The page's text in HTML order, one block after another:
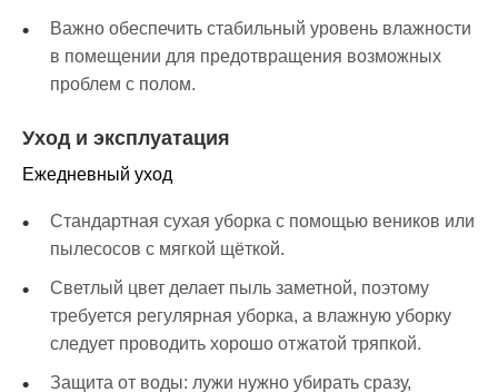
Важно обеспечить стабильный уровень влажности
в помещении для предотвращения возможных
проблем с полом.
Уход и эксплуатация
Ежедневный уход
Стандартная сухая уборка с помощью веников или
пылесосов с мягкой щёткой.
Светлый цвет делает пыль заметной, поэтому
требуется регулярная уборка, а влажную уборку
следует проводить хорошо отжатой тряпкой.
Защита от воды: лужи нужно убирать сразу,